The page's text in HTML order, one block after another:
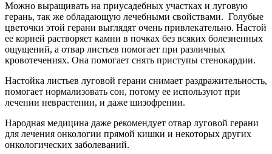
Можно выращивать на приусадебных участках и луговую
герань, так же обладающую лечебными свойствами. Голубые
цветочки этой герани выглядят очень привлекательно. Настой
ее корней растворяет камни в почках без всяких болезненных
ощущений, а отвар листьев помогает при различных
кровотечениях. Она помогает снять приступы стенокардии.
Настойка листьев луговой герани снимает раздражительность,
помогает нормализовать сон, потому ее используют при
лечении неврастении, и даже шизофрении.
Народная медицина даже рекомендует отвар луговой герани
для лечения онкологии прямой кишки и некоторых других
онкологических заболеваний.